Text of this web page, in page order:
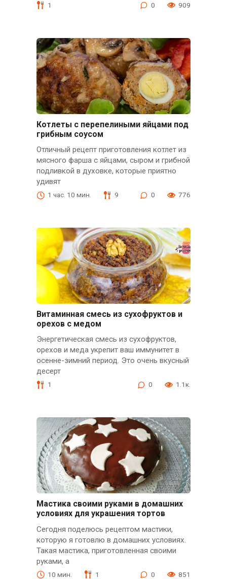
1 0 909
Котлеты с перепелиными яйцами под
грибным соусом
Отличный рецепт приготовления котлет из
мясного фарша с яйцами, сыром и грибной
подливкой в духовке, которые приятно
удивят
1 час. 10 мин. 9 0 776
Витаминная смесь из сухофруктов и
орехов с медом
Энергетическая смесь из сухофруктов,
орехов и меда укрепит ваш иммунитет в
осенне-зимний период. Это очень вкусный
десерт
1 0 1.1к.
Мастика своими руками в домашних
условиях для украшения тортов
Сегодня поделюсь рецептом мастики,
которую я готовлю в домашних условиях.
Такая мастика, приготовленная своими
руками, а
10 мин. 1 0 851